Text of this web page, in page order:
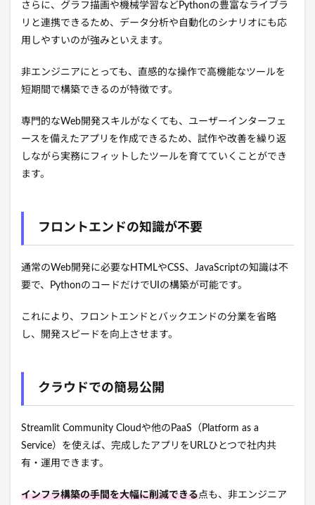
さらに、グラフ描画や機械学習などPythonの豊富なライブラ
リと連携できるため、データ分析や自動化のシナリオにも応
用しやすいのが強みといえます。
非エンジニアにとっても、直感的な操作で高機能なツールを
短期間で構築できるのが特徴です。
専門的なWeb開発スキルがなくても、ユーザーインターフェ
ースを備えたアプリを作成できるため、試作や改善を繰り返
しながら実務にフィットしたツールを育てていくことができ
ます。
フロントエンドの知識が不要
通常のWeb開発に必要なHTMLやCSS、JavaScriptの知識は不
要で、PythonのコードだけでUIの構築が可能です。
これにより、フロントエンドとバックエンドの分業を省略
し、開発スピードを向上させます。
クラウドでの簡易公開
Streamlit Community Cloudや他のPaaS（Platform as a
Service）を使えば、完成したアプリをURLひとつで社内共
有・運用できます。
インフラ構築の手間を大幅に削減できる点も、非エンジニア